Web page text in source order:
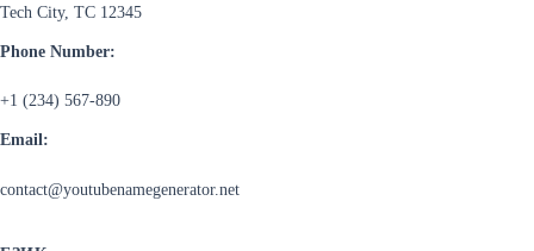
Tech City, TC 12345
Phone Number:
+1 (234) 567-890
Email:
contact@youtubenamegenerator.net